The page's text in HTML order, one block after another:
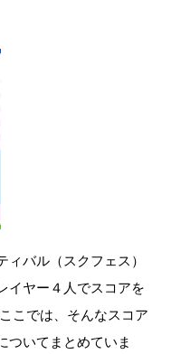
バル（スクフェス）
イヤー４人でスコアを
こでは、そんなスコア
ついてまとめていま